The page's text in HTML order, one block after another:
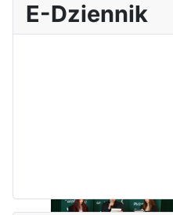
E-Dziennik